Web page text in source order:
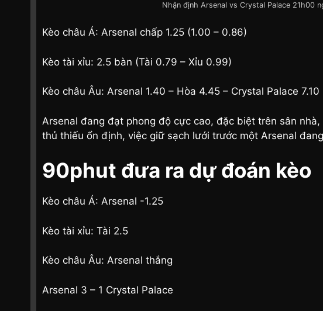
Nhận định Arsenal vs Crystal Palace 21h00
Kèo châu Á: Arsenal chấp 1.25 (1.00 – 0.86)
Kèo tài xỉu: 2.5 bàn (Tài 0.79 – Xỉu 0.99)
Kèo châu Âu: Arsenal 1.40 – Hòa 4.45 – Crystal Palace 7.10
Arsenal đang đạt phong độ cực cao, đặc biệt trên sân
thủ thiếu ổn định, việc giữ sạch lưới trước một Arsenal
90phut đưa ra dự đoán kèo
Kèo châu Á: Arsenal -1.25
Kèo tài xỉu: Tài 2.5
Kèo châu Âu: Arsenal thắng
Arsenal 3 – 1 Crystal Palace